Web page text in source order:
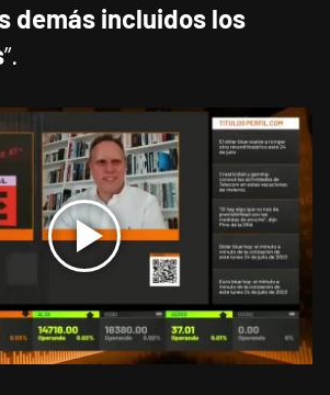
demás incluidos los
”.